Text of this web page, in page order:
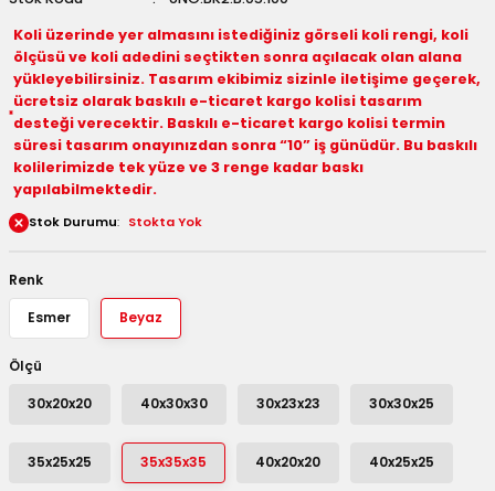
Kutuları
Kutuları
Kutular
Koli üzerinde yer almasını istediğiniz görseli koli rengi, koli
ölçüsü ve koli adedini seçtikten sonra açılacak olan alana
yükleyebilirsiniz. Tasarım ekibimiz sizinle iletişime geçerek,
ücretsiz olarak baskılı e-ticaret kargo kolisi tasarım
desteği verecektir. Baskılı e-ticaret kargo kolisi termin
süresi tasarım onayınızdan sonra “10” iş günüdür. Bu baskılı
kolilerimizde tek yüze ve 3 renge kadar baskı
yapılabilmektedir.
Stok Durumu Stokta Yok
Renk
Esmer Beyaz
Ölçü
30x20x20 40x30x30 30x23x23 30x30x25
35x25x25 35x35x35 40x20x20 40x25x25